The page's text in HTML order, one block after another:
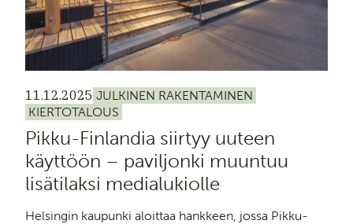
11.12.2025 JULKINEN RAKENTAMINEN
KIERTOTALOUS
Pikku-Finlandia siirtyy uuteen
käyttöön – paviljonki muuntuu
lisätilaksi medialukiolle
Helsingin kaupunki aloittaa hankkeen, jossa Pikku-